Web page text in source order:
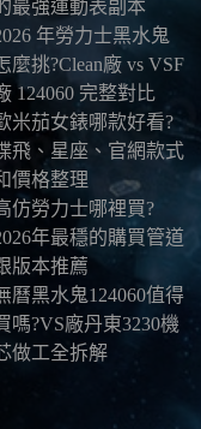
案另行報價，客
門款現貨數量有
上喜歡的腕錶。
最強運動表副本
年勞力士黑水鬼
麼挑?Clean廠 vs VSF
124060 完整對比
米茄女錶哪款好看?
飛、星座、官網款式
價格整理
仿勞力士哪裡買?
年最穩的購買管道
版本推薦
曆黑水鬼124060值得
嗎?VS廠丹東3230機
做工全拆解